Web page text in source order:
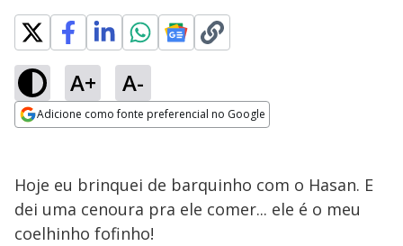
A+ A-
Adicione como fonte preferencial no Google
Hoje eu brinquei de barquinho com o Hasan. E
dei uma cenoura pra ele comer... ele é o meu
coelhinho fofinho!